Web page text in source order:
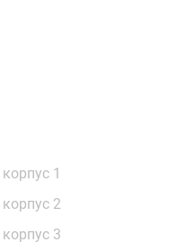
корпус 1
корпус 2
корпус 3